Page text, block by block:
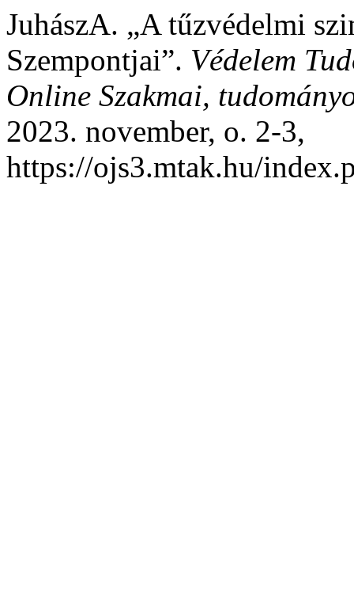
JuhászA. „A tűzvédelmi
Szempontjai”. Védelem
Online Szakmai,
2023. november, o. 2-3,
https://ojs3.mtak.hu/